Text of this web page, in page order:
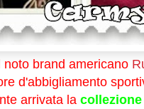
brand americano
d'abbigliamento
arrivata la